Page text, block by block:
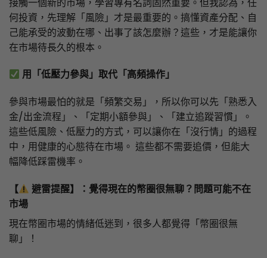
何投資，先理解「風險」才是最重要的。搞懂資產分配、自
己能承受的波動在哪、出事了該怎麼辦？這些，才是能讓你
在市場待長久的根本。
用「低壓力參與」取代「高頻操作」
參與市場最怕的就是「頻繁交易」，所以你可以先「熟悉入
金/出金流程」、「定期小額參與」、「建立追蹤習慣」。
這些低風險、低壓力的方式，可以讓你在「沒行情」的過程
中，用健康的心態待在市場。 這些都不需要追價，但能大
幅降低踩雷機率。
【
避雷提醒】：覺得現在的幣圈很無聊？問題可能不在
市場
現在幣圈市場的情緒低迷到，很多人都覺得「幣圈很無
聊」！